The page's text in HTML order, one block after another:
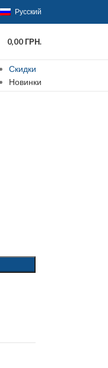
Русский
0,00ГРН.
Скидки
Новинки